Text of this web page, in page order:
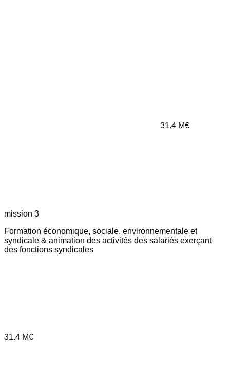
31.4 M€
mission 3
Formation économique, sociale, environnementale et
syndicale & animation des activités des salariés exerçant
des fonctions syndicales
31.4 M€